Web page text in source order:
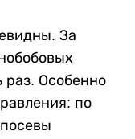
За
раз. Особенно
по